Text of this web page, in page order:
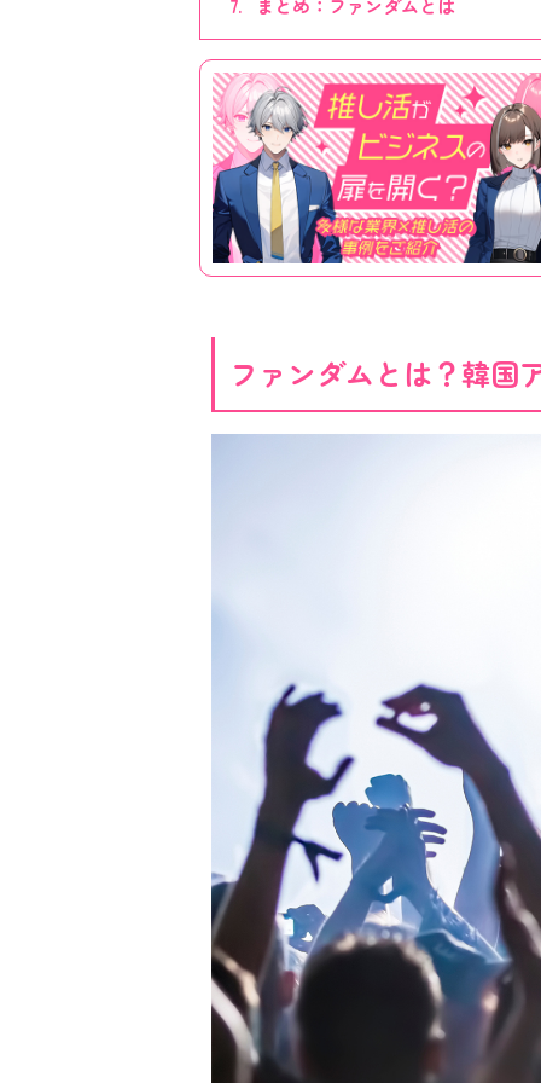
まとめ：ファンダムとは
ファンダムとは？韓国